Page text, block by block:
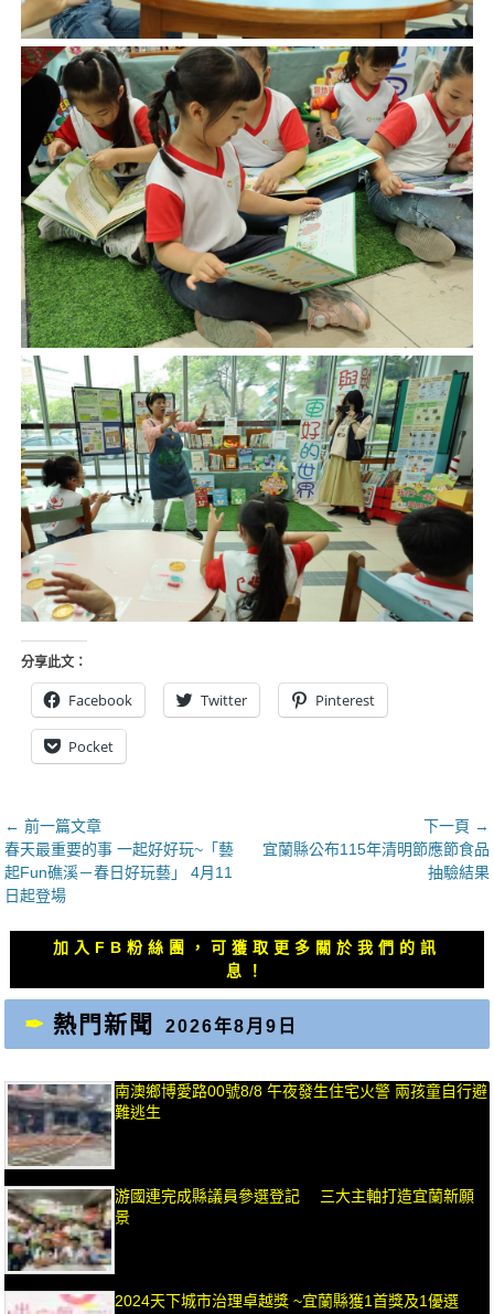
分享此文：
Facebook Twitter Pinterest
Pocket
文
章
導
覽
← 前一篇文章
上
一
篇
春天最重要的事 一起好好玩~「藝
起Fun礁溪－春日好玩藝」 4月11
日起登場
下一頁 →
章：
宜蘭縣公布115年清明節應節食品
抽驗結果
加入FB粉絲團，可獲取更多關於我們的訊
息！
熱門新聞 2026年8月9日
南澳鄉博愛路00號8/8 午夜發生住宅火警 兩孩童自行避
難逃生
游國連完成縣議員參選登記 三大主軸打造宜蘭新願
景
2024天下城市治理卓越獎 ~宜蘭縣獲1首獎及1優選